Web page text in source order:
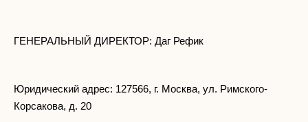
ГЕНЕРАЛЬНЫЙ ДИРЕКТОР: Даг Рефик
Юридический адрес: 127566, г. Москва, ул. Римского-
Корсакова, д. 20